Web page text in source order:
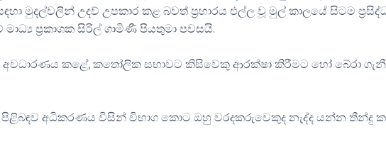
මුදල්වලින් උදව් උපකාර කළ බවත් ප්‍රහාරය එල්ල වූ මුල් කාලයේ සිටම
ප්‍රකාශක සිරිල් ගාමිණී පියතුමා පවසයි.
අවධාරණය කළේ, කතෝලික සභාවට කිසිවෙකු ආරක්ෂා කිරීමට හෝ බේරා
අධිකරණය විසින් විභාග කොට ඔහු වරදකරුවෙකුද නැද්ද යන්න තීන්දු